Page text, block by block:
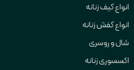
انواع کیف زنانه
انواع کفش زنانه
شال و روسری
اکسسوری زنانه